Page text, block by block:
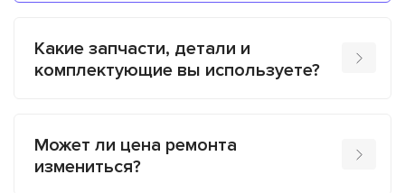
Какие запчасти, детали и
комплектующие вы используете?
Может ли цена ремонта
измениться?